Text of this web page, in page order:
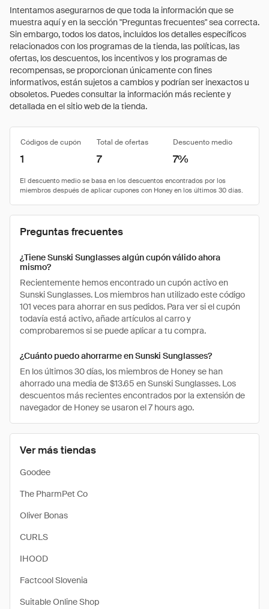
Intentamos asegurarnos de que toda la información que se
muestra aquí y en la sección "Preguntas frecuentes" sea correcta.
Sin embargo, todos los datos, incluidos los detalles específicos
relacionados con los programas de la tienda, las políticas, las
ofertas, los descuentos, los incentivos y los programas de
recompensas, se proporcionan únicamente con fines
informativos, están sujetos a cambios y podrían ser inexactos u
obsoletos. Puedes consultar la información más reciente y
detallada en el sitio web de la tienda.
Ver más tiendas
Goodee
The PharmPet Co
Oliver Bonas
CURLS
IHOOD
Factcool Slovenia
Suitable Online Shop
Códigos de cupón Total de ofertas Descuento medio
1 7 7%
Preguntas frecuentes
¿Tiene Sunski Sunglasses algún cupón válido ahora
mismo?
Recientemente hemos encontrado un cupón activo en
Sunski Sunglasses. Los miembros han utilizado este código
101 veces para ahorrar en sus pedidos. Para ver si el cupón
todavía está activo, añade artículos al carro y
comprobaremos si se puede aplicar a tu compra.
¿Cuánto puedo ahorrarme en Sunski Sunglasses?
En los últimos 30 días, los miembros de Honey se han
ahorrado una media de $13.65 en Sunski Sunglasses. Los
descuentos más recientes encontrados por la extensión de
navegador de Honey se usaron el 7 hours ago.